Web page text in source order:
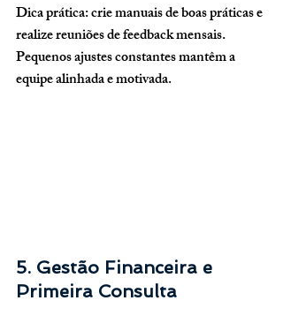
Dica prática: crie manuais de boas práticas e
realize reuniões de feedback mensais.
Pequenos ajustes constantes mantêm a
equipe alinhada e motivada.
5. Gestão Financeira e
Primeira Consulta